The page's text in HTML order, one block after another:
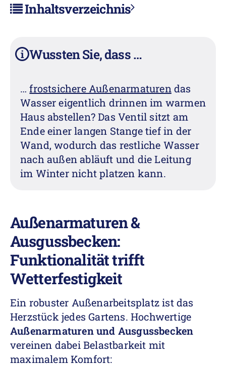
Inhaltsverzeichnis
i Wussten Sie, dass …
…frostsichere Außenarmaturendas
Wasser eigentlich drinnen im warmen
Haus abstellen? Das Ventil sitzt am
Ende einer langen Stange tief in der
Wand, wodurch das restliche Wasser
nach außen abläuft und die Leitung
im Winter nicht platzen kann.
Außenarmaturen &
Ausgussbecken:
Funktionalität trifft
Wetterfestigkeit
Ein robuster Außenarbeitsplatz ist das
Herzstück jedes Gartens. Hochwertige
Außenarmaturen und Ausgussbecken
vereinen dabei Belastbarkeit mit
maximalem Komfort: